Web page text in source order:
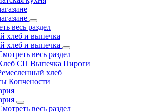
весь раздел
хлеб и выпечка
хлеб и выпечка
весь раздел
СП Выпечка Пироги
хлеб
Копчености
весь раздел